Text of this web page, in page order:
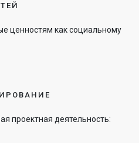
ценностям как социальному
проектная деятельность: